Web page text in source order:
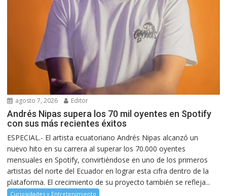
agosto 7, 2026 Editor
Andrés Nipas supera los 70 mil oyentes en Spotify
con sus más recientes éxitos
ESPECIAL.- El artista ecuatoriano Andrés Nipas alcanzó un
nuevo hito en su carrera al superar los 70.000 oyentes
mensuales en Spotify, convirtiéndose en uno de los primeros
artistas del norte del Ecuador en lograr esta cifra dentro de la
plataforma. El crecimiento de su proyecto también se refleja...
Curiosidades y Entretenimiento